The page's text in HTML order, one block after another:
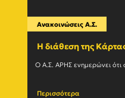
Ανακοινώσεις Α.Σ.
Η διάθεση της
Περισσότερα